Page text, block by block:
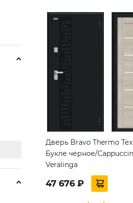
Дверь Bravo Thermo
Букле черное/
Veralinga
47 676 ₽